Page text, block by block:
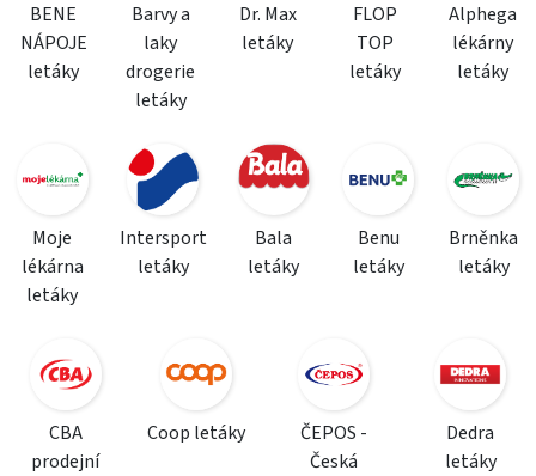
BENE
NÁPOJE
letáky
Barvy a
laky
drogerie
letáky
Dr. Max
letáky
FLOP
TOP
letáky
Alphega
lékárny
letáky
Moje
lékárna
letáky
Intersport
letáky
Bala
letáky
Benu
letáky
Brněnka
letáky
CBA
prodejní
Coop letáky
ČEPOS -
Česká
Dedra
letáky